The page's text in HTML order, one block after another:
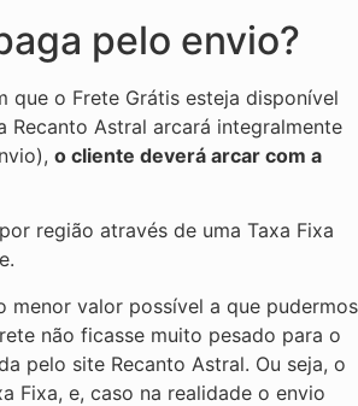
pelo envio?
que o Frete Grátis esteja disponível
Recanto Astral arcará integralmente
o cliente deverá arcar com a
região através de uma Taxa Fixa
menor valor possível a que pudermos
não ficasse muito pesado para o
pelo site Recanto Astral. Ou seja, o
Fixa, e, caso na realidade o envio